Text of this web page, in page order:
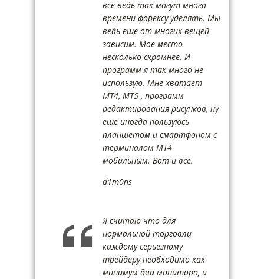
все ведь так могут много
времени форексу уделять. Мы
ведь еще от многих вещей
зависим. Мое место
несколько скромнее. И
программ я так много не
использую. Мне хватает
МТ4, МТ5 , программ
редактирования рисунков, ну
еще иногда пользуюсь
планшетом и смартфоном с
терминалом МТ4
мобильным. Вот и все.
d1m0ns
Я считаю что для
нормальной торговли
каждому серьезному
трейдеру необходимо как
минимум два монитора, и